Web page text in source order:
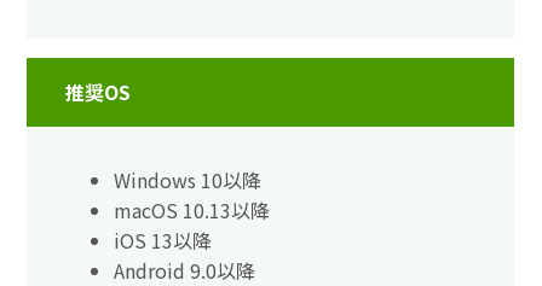
推奨OS
Windows 10以降
macOS 10.13以降
iOS 13以降
Android 9.0以降